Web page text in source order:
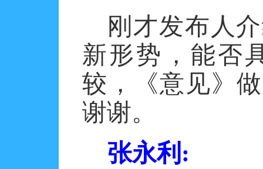
刚才发布人
新形势，能否
较，《意见》
谢谢。
张永利 :